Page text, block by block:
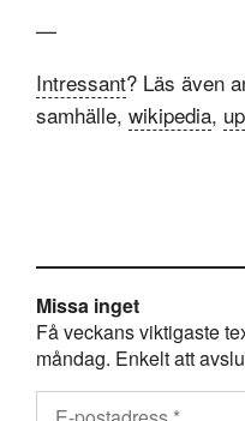
—
Intressant? Läs även
samhälle, wikipedia,
Missa inget
Få veckans viktigaste
måndag. Enkelt att